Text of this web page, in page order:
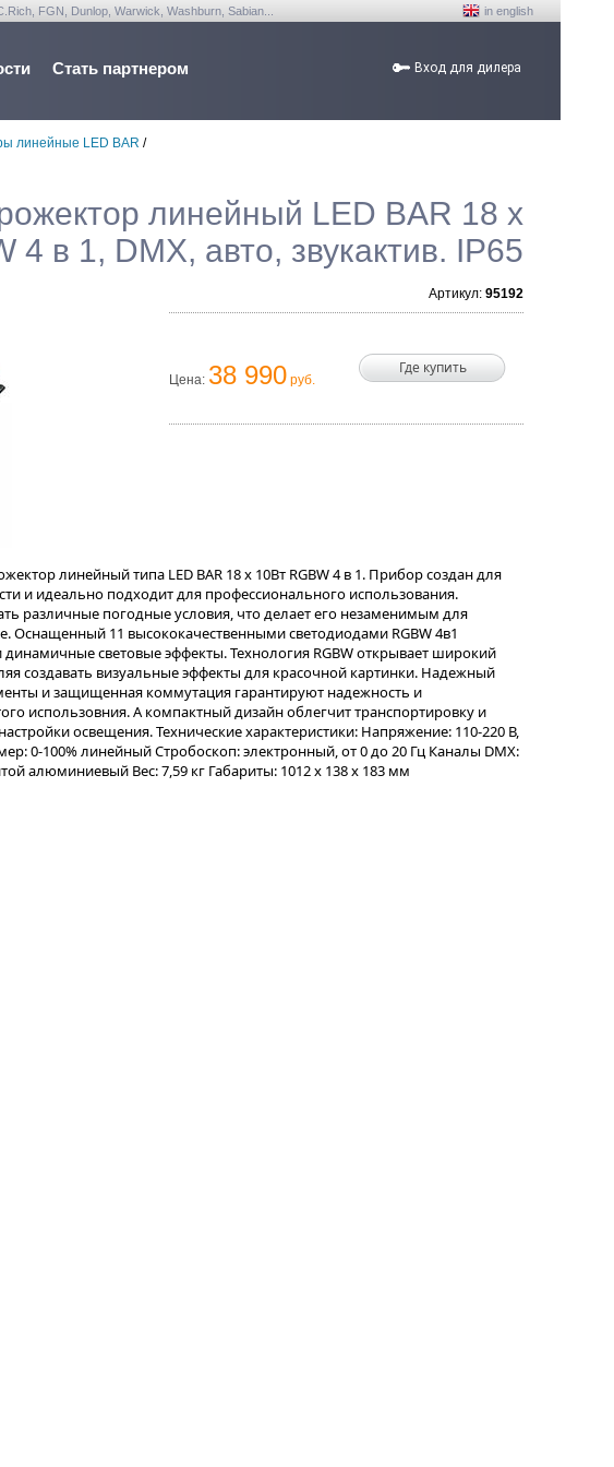
FGN, Dunlop, Warwick, Washburn, Sabian... in english
Стать партнером Вход для дилера
линейные LED BAR /
линейный LED BAR 18 x
4 в 1, DMX, авто, звукактив. IP65
Артикул: 95192
Цена: 38 990 руб.
Где купить
линейный типа LED BAR 18 x 10Вт RGBW 4 в 1. Прибор создан для
и идеально подходит для профессионального использования.
различные погодные условия, что делает его незаменимым для
Оснащенный 11 высококачественными светодиодами RGBW 4в1
световые эффекты. Технология RGBW открывает широкий
создавать визуальные эффекты для красочной картинки. Надежный
и защищенная коммутация гарантируют надежность и
использовния. А компактный дизайн облегчит транспортировку и
освещения. Технические характеристики: Напряжение: 110-220 В,
0-100% линейный Стробоскоп: электронный, от 0 до 20 Гц Каналы DMX:
алюминиевый Вес: 7,59 кг Габариты: 1012 х 138 х 183 мм